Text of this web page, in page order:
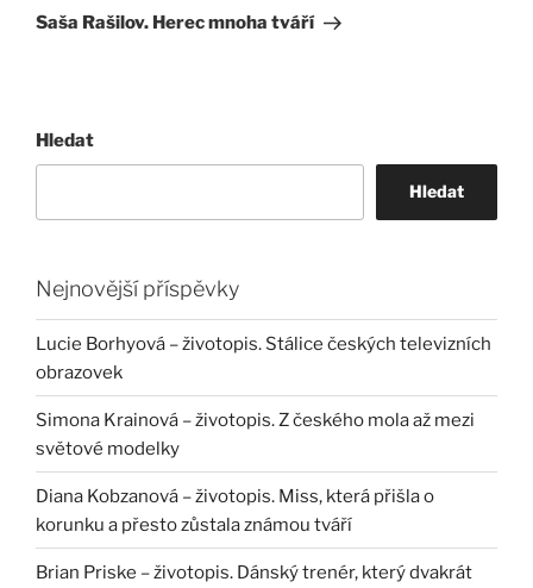
příspěvek
Saša Rašilov. Herec mnoha tváří
Hledat
Hledat
Nejnovější příspěvky
Lucie Borhyová – životopis. Stálice českých televizních
obrazovek
Simona Krainová – životopis. Z českého mola až mezi
světové modelky
Diana Kobzanová – životopis. Miss, která přišla o
korunku a přesto zůstala známou tváří
Brian Priske – životopis. Dánský trenér, který dvakrát